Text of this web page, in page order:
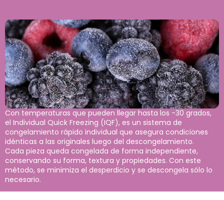
Con temperaturas que pueden llegar hasta los -30 grados,
el Individual Quick Freezing (IQF), es un sistema de
congelamiento rápido individual que asegura condiciones
idénticas a las originales luego del descongelamiento.
Cada pieza queda congelada de forma independiente,
conservando su forma, textura y propiedades. Con este
método, se minimiza el desperdicio y se descongela sólo lo
necesario.